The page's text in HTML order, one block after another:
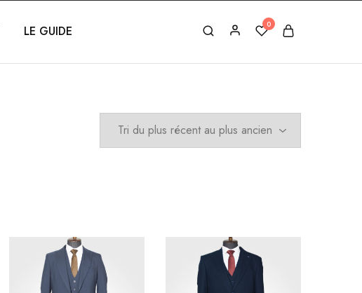
LE GUIDE 0